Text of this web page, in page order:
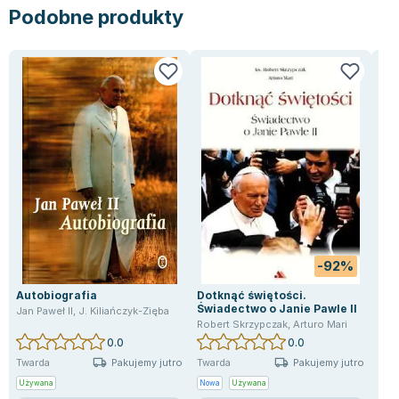
Zygmunt Freud
Michel Moran
Maciej Orłoś
Jo Nesbo
Katarzyna Miller
Antoine de Saint Exupery
Lew Tołstoj
Mark Twain
Marcin Meller
Paulina Młynarska
ks. Piotr Pawlukiewicz
Jarosław Sokołowski
Piotr Latocha
Michael Scott
Piotr Semka
Jarosław Iwaszkiewicz
Podobne produkty
Autobiografia
Jan Paweł II, J. Kiliańczyk-Zięba
0.0
Twarda Pakujemy jutro
Używana
-92%
Dotknąć świętości.
Świadectwo o Janie Pawle II
Robert Skrzypczak,Arturo Mari
0.0
Twarda Pakujemy jutro
Nowa Używana